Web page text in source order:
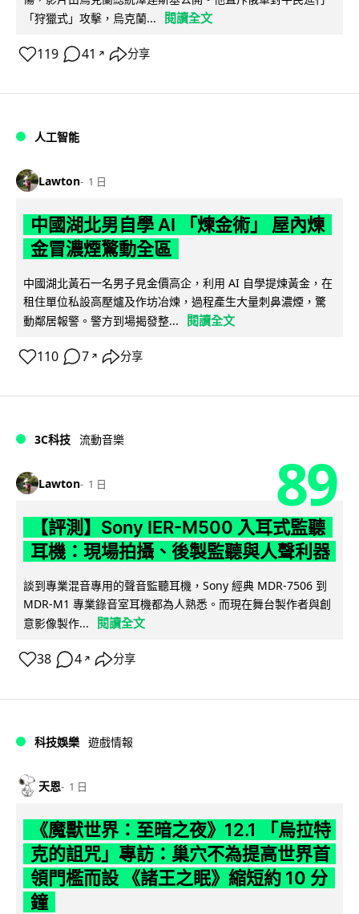
「狩獵式」攻擊，烏克蘭...
閱讀全文
119 41 ↗ 分享
人工智能
Lawton 1 日
中國湖北男自學 AI 「煉金術」 屋內煉
金冒濃煙驚動全區
中國湖北黃石一名男子見金價高企，利用 AI 自學提煉黃金，在
租住單位私設高壓爐及作坊冶煉，過程產生大量刺鼻濃煙，驚
動鄰居報警。警方到場揭發整...
閱讀全文
110 7 ↗ 分享
3C科技 流動音樂
Lawton 1 日 89
【評測】Sony IER-M500 入耳式監聽
耳機：現場拍攝、後製監聽與人聲利器
談到專業混音專用的聲音監聽耳機，Sony 經典 MDR-7506 到
MDR-M1 專業錄音室耳機都為人熟悉。而現在舞台製作者與創
意影像製作...
閱讀全文
38 4 ↗ 分享
科技娛樂 遊戲情報
天恩 1 日
《魔獸世界：至暗之夜》12.1 「烏拉特
克的詛咒」專訪：巢穴不為提高世界首
領門檻而設 《諸王之眠》縮短約 10 分
鐘